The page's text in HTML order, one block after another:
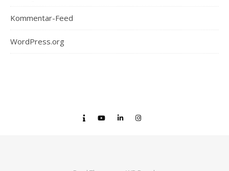
Kommentar-Feed
WordPress.org